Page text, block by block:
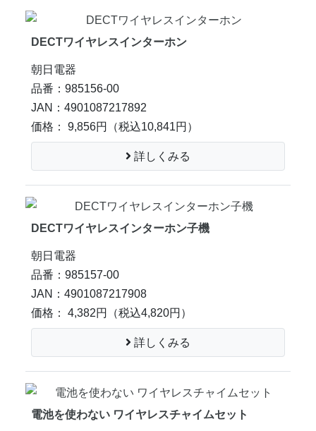
DECTワイヤレスインターホン
朝日電器
品番：985156-00
JAN：4901087217892
価格： 9,856円
（税込10,841円）
詳しくみる
DECTワイヤレスインターホン子機
朝日電器
品番：985157-00
JAN：4901087217908
価格： 4,382円
（税込4,820円）
詳しくみる
電池を使わない ワイヤレスチャイムセット